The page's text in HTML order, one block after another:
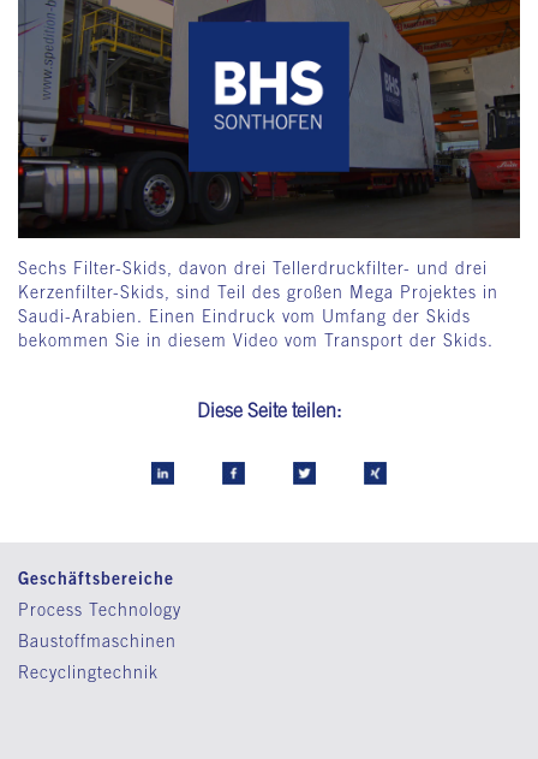
Sechs Filter-Skids, davon drei Tellerdruckfilter- und drei
Kerzenfilter-Skids, sind Teil des großen Mega Projektes in
Saudi-Arabien. Einen Eindruck vom Umfang der Skids
bekommen Sie in diesem Video vom Transport der Skids.
Diese Seite teilen:
Geschäftsbereiche
Process Technology
Baustoffmaschinen
Recyclingtechnik